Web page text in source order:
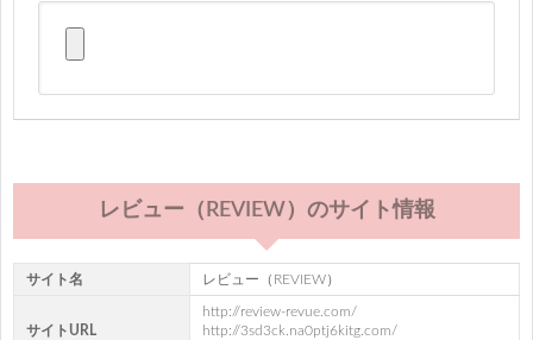
レビュー（REVIEW）のサイト情報
サイト名 レビュー（REVIEW）
サイトURL
http://review-revue.com/
http://3sd3ck.na0ptj6kitg.com/